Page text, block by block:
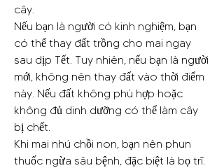
cây.
Nếu bạn là người có kinh nghiệm, bạn
có thể thay đất trồng cho mai ngay
sau dịp Tết. Tuy nhiên, nếu bạn là người
mới, không nên thay đất vào thời điểm
này. Nếu đất không phù hợp hoặc
không đủ dinh dưỡng có thể làm cây
bị chết.
Khi mai nhú chồi non, bạn nên phun
thuốc ngừa sâu bệnh, đặc biệt là bọ trĩ.